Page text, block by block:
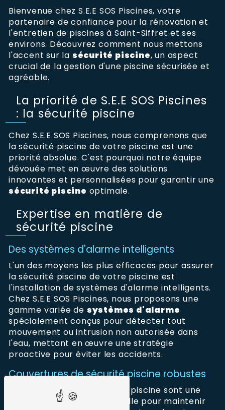
Bienvenue chez S.E.E SOS Piscines, votre
partenaire de confiance pour la rénovation et
l'entretien de piscines à Saint-Siffret et ses
environs. Découvrez comment nous mettons
l'accent sur la sécurité piscine, un aspect
crucial de la gestion d'une piscine sécurisée et
agréable.
La priorité de S.E.E SOS Piscines
: la sécurité piscine
Chez S.E.E SOS Piscines, nous comprenons que
la sécurité piscine de votre piscine est une
priorité absolue. C'est pourquoi notre équipe
dévouée met en œuvre des solutions
innovantes et personnalisées pour garantir une
sécurité piscine optimale.
Expertise en matière de
sécurité piscine
Des systèmes d'alarme intelligents
L'un des moyens les plus efficaces pour assurer
la sécurité piscine de votre piscine est
l'installation de systèmes d'alarme intelligents.
Chez S.E.E SOS Piscines, nous proposons une
gamme variée de systèmes d'alarme
spécialement conçus pour détecter tout
mouvement ou intrusion non autorisée dans
l'eau, mettant en œuvre une stratégie
proactive pour éviter les accidents.
Couvertures de sécurité piscine robustes
Les couvertures de sécurité piscine sont une
autre composante essentielle pour maintenir